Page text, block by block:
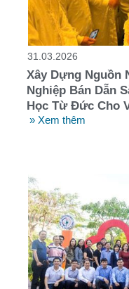
31.03.2026
Xây Dựng Nguồn
Nghiệp Bán Dẫn
Học Từ Đức Cho
» Xem thêm